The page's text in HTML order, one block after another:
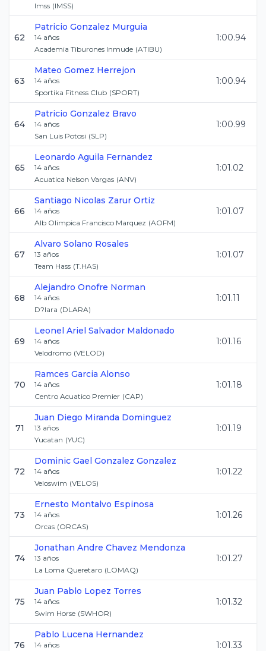
Imss (IMSS)
62
Patricio Gonzalez Murguia
14 años
Academia Tiburones Inmude (ATIBU)
1:00.94
63
Mateo Gomez Herrejon
14 años
Sportika Fitness Club (SPORT)
1:00.94
64
Patricio Gonzalez Bravo
14 años
San Luis Potosi (SLP)
1:00.99
65
Leonardo Aguila Fernandez
14 años
Acuatica Nelson Vargas (ANV)
1:01.02
66
Santiago Nicolas Zarur Ortiz
14 años
Alb Olimpica Francisco Marquez (AOFM)
1:01.07
67
Alvaro Solano Rosales
13 años
Team Hass (T.HAS)
1:01.07
68
Alejandro Onofre Norman
14 años
D?lara (DLARA)
1:01.11
69
Leonel Ariel Salvador Maldonado
14 años
Velodromo (VELOD)
1:01.16
70
Ramces Garcia Alonso
14 años
Centro Acuatico Premier (CAP)
1:01.18
71
Juan Diego Miranda Dominguez
13 años
Yucatan (YUC)
1:01.19
72
Dominic Gael Gonzalez Gonzalez
14 años
Veloswim (VELOS)
1:01.22
73
Ernesto Montalvo Espinosa
14 años
Orcas (ORCAS)
1:01.26
74
Jonathan Andre Chavez Mendonza
13 años
La Loma Queretaro (LOMAQ)
1:01.27
75
Juan Pablo Lopez Torres
14 años
Swim Horse (SWHOR)
1:01.32
76
Pablo Lucena Hernandez
14 años
1:01.33